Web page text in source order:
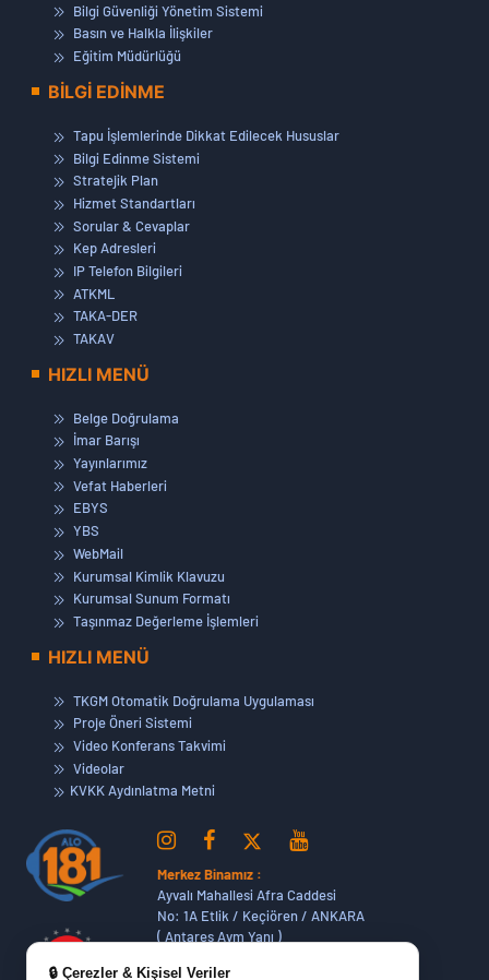
🔒 Çerezler & Kişisel Veriler
Bilgi Güvenliği Yönetim Sistemi
Basın ve Halkla İlişkiler
Eğitim Müdürlüğü
BİLGİ EDİNME
Tapu İşlemlerinde Dikkat Edilecek Hususlar
Bilgi Edinme Sistemi
Stratejik Plan
Hizmet Standartları
Sorular & Cevaplar
Kep Adresleri
IP Telefon Bilgileri
ATKML
TAKA-DER
TAKAV
HIZLI MENÜ
Belge Doğrulama
İmar Barışı
Yayınlarımız
Vefat Haberleri
EBYS
YBS
WebMail
Kurumsal Kimlik Klavuzu
Kurumsal Sunum Formatı
Taşınmaz Değerleme İşlemleri
HIZLI MENÜ
TKGM Otomatik Doğrulama Uygulaması
Proje Öneri Sistemi
Video Konferans Takvimi
Videolar
KVKK Aydınlatma Metni
Merkez Binamız :
Ayvalı Mahallesi Afra Caddesi
No: 1A Etlik / Keçiören / ANKARA
( Antares Avm Yanı )